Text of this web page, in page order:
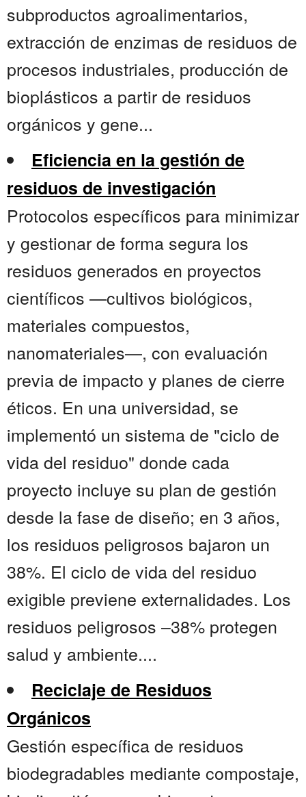
subproductos agroalimentarios,
extracción de enzimas de residuos de
procesos industriales, producción de
bioplásticos a partir de residuos
orgánicos y gene...
Eficiencia en la gestión de
residuos de investigación
Protocolos específicos para minimizar
y gestionar de forma segura los
residuos generados en proyectos
científicos —cultivos biológicos,
materiales compuestos,
nanomateriales—, con evaluación
previa de impacto y planes de cierre
éticos. En una universidad, se
implementó un sistema de "ciclo de
vida del residuo" donde cada
proyecto incluye su plan de gestión
desde la fase de diseño; en 3 años,
los residuos peligrosos bajaron un
38%. El ciclo de vida del residuo
exigible previene externalidades. Los
residuos peligrosos –38% protegen
salud y ambiente....
Reciclaje de Residuos
Orgánicos
Gestión específica de residuos
biodegradables mediante compostaje,